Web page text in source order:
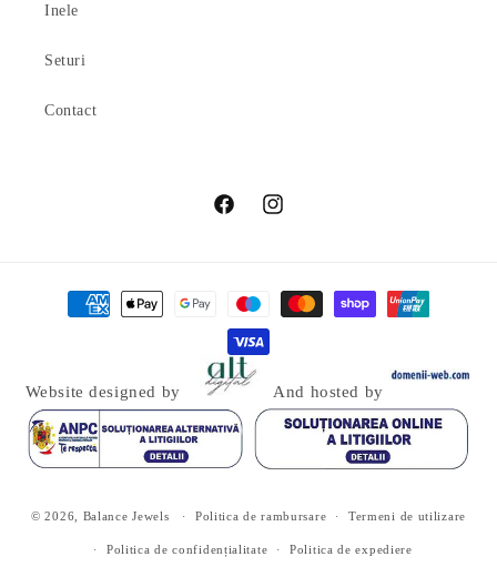
Inele
Seturi
Contact
FacebookInstagram
Metode
Website designed by And hosted by
© 2026, Balance Jewels Politica de rambursare Termeni de utilizare
Politica de confidențialitate Politica de expediere